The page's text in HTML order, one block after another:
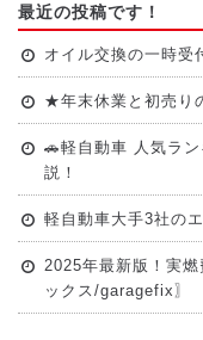
最近の投稿です！
オイル交換の一時受
★年末休業と初売り
🚗軽自動車 人気ラ
説！
軽自動車大手3社の
2025年最新版！実
ックス/garagefix〗